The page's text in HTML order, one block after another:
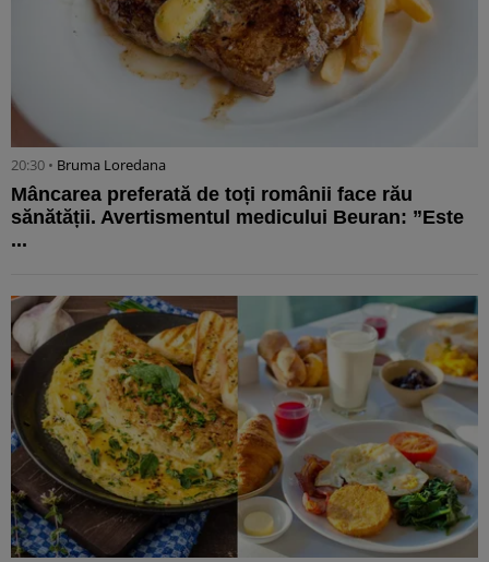
20:30 • Bruma Loredana
Mâncarea preferată de toți românii face rău
sănătății. Avertismentul medicului Beuran: ”Este
...